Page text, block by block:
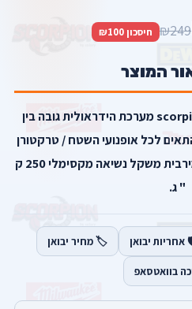
₪249 חיסכון ₪100
המוצר
עוד מוצר שובר שוק מבית scorpion מערכת הידראולית גובה בין
להתאים לכל אופנועי השטח / טרקטורן
/ אופנועים וו נעילה לאבטחה מירבית משקל נשיאה מקסימלי 250 ק
" ג.
אחריות יבואן 🏷️ מחיר יבואן
בוואטסאפ